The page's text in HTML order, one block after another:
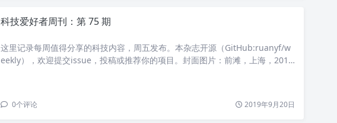
科技爱好者周刊：第 75 期
这里记录每周值得分享的科技内容，周五发布。本杂志开源（GitHub:ruanyf/w
eekly），欢迎提交issue，投稿或推荐你的项目。封面图片：前滩，上海，2019
0个评论 2019年9月20日